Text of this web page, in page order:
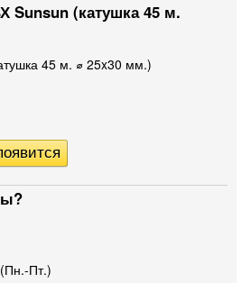
Sunsun (катушка 45 м.
45 м. ⌀ 25x30 мм.)
Пт.)